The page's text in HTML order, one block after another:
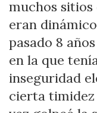
muchos
eran
pasado 8
en la que
inseguridad
cierta timidez